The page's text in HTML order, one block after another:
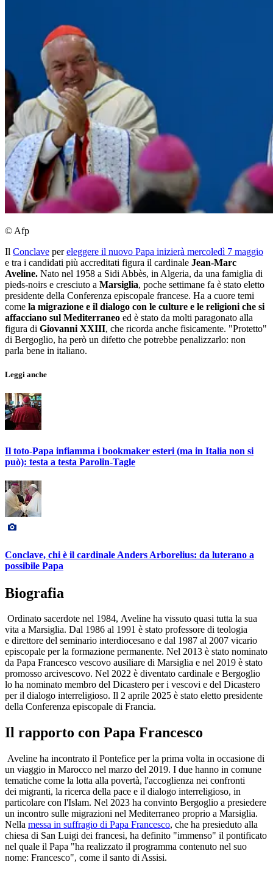
© Afp
Il Conclave pereleggere il nuovo Papa inizierà mercoledì 7 maggio
e tra i candidati più accreditati figura il cardinale Jean-Marc
Aveline. Nato nel 1958 a Sidi Abbès, in Algeria, da una famiglia di
pieds-noirs e cresciuto a Marsiglia, poche settimane fa è stato eletto
presidente della Conferenza episcopale francese. Ha a cuore temi
come la migrazione e il dialogo con le culture e le religioni che si
affacciano sul Mediterraneo ed è stato da molti paragonato alla
figura di Giovanni XXIII, che ricorda anche fisicamente. "Protetto"
di Bergoglio, ha però un difetto che potrebbe penalizzarlo: non
parla bene in italiano.
Leggi anche
Il toto-Papa infiamma i bookmaker esteri (ma in Italia non si
può): testa a testa Parolin-Tagle
Conclave, chi è il cardinale Anders Arborelius: da luterano a
possibile Papa
Biografia
Ordinato sacerdote nel 1984, Aveline ha vissuto quasi tutta la sua
vita a Marsiglia. Dal 1986 al 1991 è stato professore di teologia
e direttore del seminario interdiocesano e dal 1987 al 2007 vicario
episcopale per la formazione permanente. Nel 2013 è stato nominato
da Papa Francesco vescovo ausiliare di Marsiglia e nel 2019 è stato
promosso arcivescovo. Nel 2022 è diventato cardinale e Bergoglio
lo ha nominato membro del Dicastero per i vescovi e del Dicastero
per il dialogo interreligioso. Il 2 aprile 2025 è stato eletto presidente
della Conferenza episcopale di Francia.
Il rapporto con Papa Francesco
Aveline ha incontrato il Pontefice per la prima volta in occasione di
un viaggio in Marocco nel marzo del 2019. I due hanno in comune
tematiche come la lotta alla povertà, l'accoglienza nei confronti
dei migranti, la ricerca della pace e il dialogo interreligioso, in
particolare con l'Islam. Nel 2023 ha convinto Bergoglio a presiedere
un incontro sulle migrazioni nel Mediterraneo proprio a Marsiglia.
Nella messa in suffragio di Papa Francesco, che ha presieduto alla
chiesa di San Luigi dei francesi, ha definito "immenso" il pontificato
nel quale il Papa "ha realizzato il programma contenuto nel suo
nome: Francesco", come il santo di Assisi.